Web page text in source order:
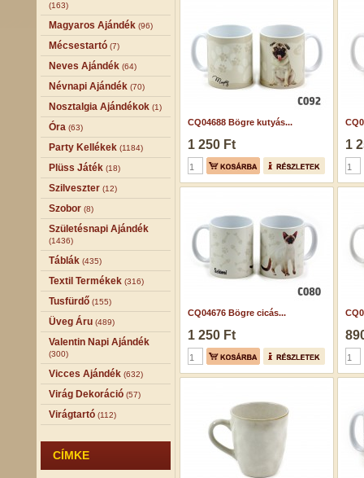
(163)
Magyaros Ajándék (96)
Mécsestartó (7)
Neves Ajándék (64)
Névnapi Ajándék (70)
Nosztalgia Ajándékok (1)
Óra (63)
Party Kellékek (1184)
Plüss Játék (18)
Szilveszter (12)
Szobor (8)
Születésnapi Ajándék
(1436)
Táblák (435)
Textil Termékek (316)
Tusfürdő (155)
Üveg Áru (489)
Valentin Napi Ajándék
(300)
Vicces Ajándék (632)
Virág Dekoráció (57)
Virágtartó (112)
CÍMKE
CQ04688 Bögre kutyás...
1 250 Ft 1
CQ04676 Bögre cicás...
1 250 Ft